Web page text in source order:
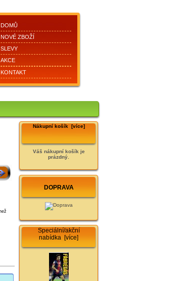
DOMŮ
NOVÉ ZBOŽÍ
SLEVY
AKCE
KONTAKT
Nákupní košík [více]
Váš nákupní košík je
prázdný.
DOPRAVA
Speciální/akční
nabídka [více]